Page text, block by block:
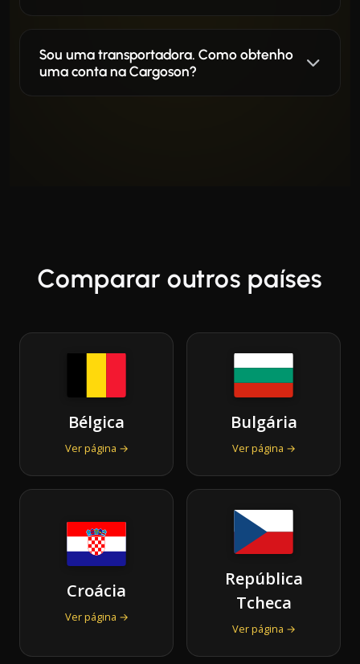
Sou uma transportadora. Como obtenho
uma conta na Cargoson?
Comparar outros países
Bélgica
Ver página →
Bulgária
Ver página →
Croácia
Ver página →
República
Tcheca
Ver página →